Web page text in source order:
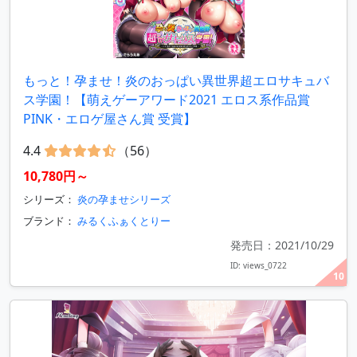
10
もっと！孕ませ！炎のおっぱい異世界超エロサキュバ
ス学園！【萌えゲーアワード2021 エロス系作品賞
PINK・エロゲ屋さん賞 受賞】
4.4
（56）
10,780円～
シリーズ： 炎の孕ませシリーズ
ブランド： みるくふぁくとりー
発売日：2021/10/29
ID: views_0722